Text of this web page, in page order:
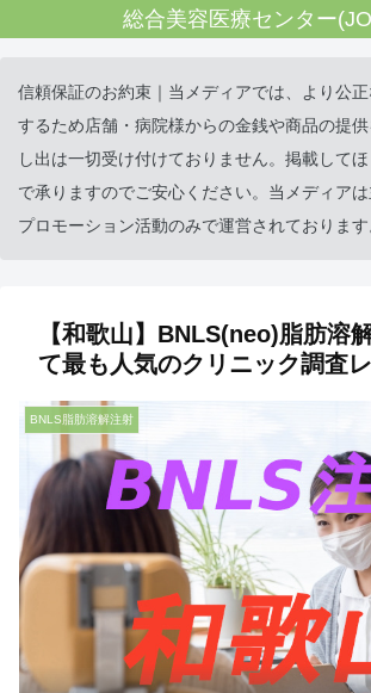
総合美容医療センター
信頼保証のお約束｜当メディアでは、より公
するため店舗・病院様からの金銭や商品の提
し出は一切受け付けておりません。掲載して
で承りますのでご安心ください。当メディア
プロモーション活動のみで運営されております
【和歌山】BNLS(neo)脂肪溶
て最も人気のクリニック調査
BNLS脂肪溶解注射